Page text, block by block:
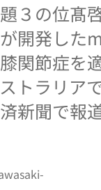
３の位髙
開発した
関節症を
トラリア
新聞で報